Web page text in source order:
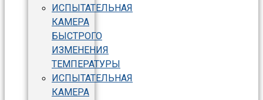
ИСПЫТАТЕЛЬНАЯ
КАМЕРА
БЫСТРОГО
ИЗМЕНЕНИЯ
ТЕМПЕРАТУРЫ
ИСПЫТАТЕЛЬНАЯ
КАМЕРА